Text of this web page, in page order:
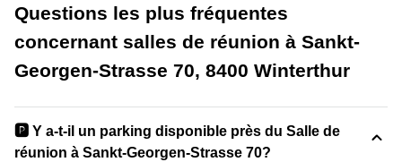
Questions les plus fréquentes
concernant salles de réunion à Sankt-
Georgen-Strasse 70, 8400 Winterthur
🅿️ Y a-t-il un parking disponible près du Salle de
réunion à Sankt-Georgen-Strasse 70?